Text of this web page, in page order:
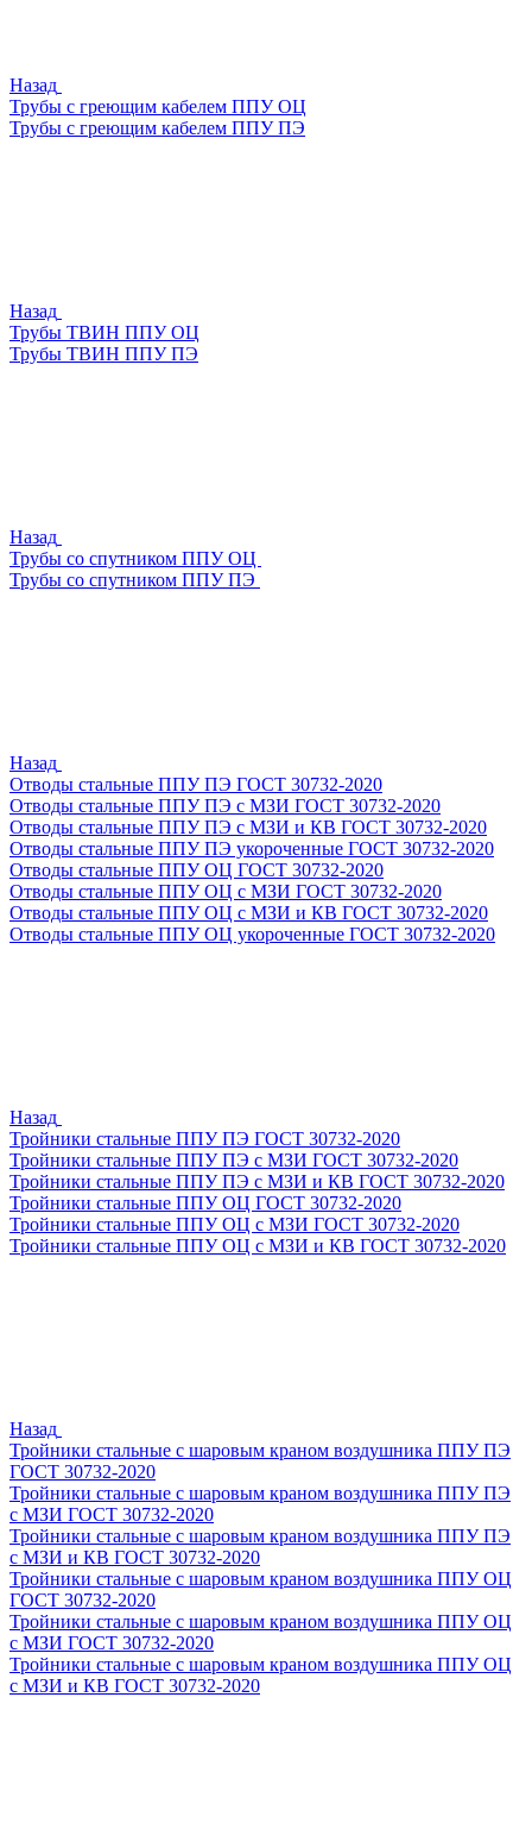
Назад
Трубы с греющим кабелем ППУ ОЦ
Трубы с греющим кабелем ППУ ПЭ
Назад
Трубы ТВИН ППУ ОЦ
Трубы ТВИН ППУ ПЭ
Назад
Трубы со спутником ППУ ОЦ
Трубы со спутником ППУ ПЭ
Назад
Отводы стальные ППУ ПЭ ГОСТ 30732-2020
Отводы стальные ППУ ПЭ с МЗИ ГОСТ 30732-2020
Отводы стальные ППУ ПЭ с МЗИ и КВ ГОСТ 30732-2020
Отводы стальные ППУ ПЭ укороченные ГОСТ 30732-2020
Отводы стальные ППУ ОЦ ГОСТ 30732-2020
Отводы стальные ППУ ОЦ с МЗИ ГОСТ 30732-2020
Отводы стальные ППУ ОЦ с МЗИ и КВ ГОСТ 30732-2020
Отводы стальные ППУ ОЦ укороченные ГОСТ 30732-2020
Назад
Тройники стальные ППУ ПЭ ГОСТ 30732-2020
Тройники стальные ППУ ПЭ с МЗИ ГОСТ 30732-2020
Тройники стальные ППУ ПЭ с МЗИ и КВ ГОСТ 30732-2020
Тройники стальные ППУ ОЦ ГОСТ 30732-2020
Тройники стальные ППУ ОЦ с МЗИ ГОСТ 30732-2020
Тройники стальные ППУ ОЦ с МЗИ и КВ ГОСТ 30732-2020
Назад
Тройники стальные с шаровым краном воздушника ППУ ПЭ
ГОСТ 30732-2020
Тройники стальные с шаровым краном воздушника ППУ ПЭ
с МЗИ ГОСТ 30732-2020
Тройники стальные с шаровым краном воздушника ППУ ПЭ
с МЗИ и КВ ГОСТ 30732-2020
Тройники стальные с шаровым краном воздушника ППУ ОЦ
ГОСТ 30732-2020
Тройники стальные с шаровым краном воздушника ППУ ОЦ
с МЗИ ГОСТ 30732-2020
Тройники стальные с шаровым краном воздушника ППУ ОЦ
с МЗИ и КВ ГОСТ 30732-2020